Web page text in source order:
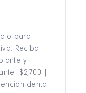
para
Reciba
y
$2,700 |
dental